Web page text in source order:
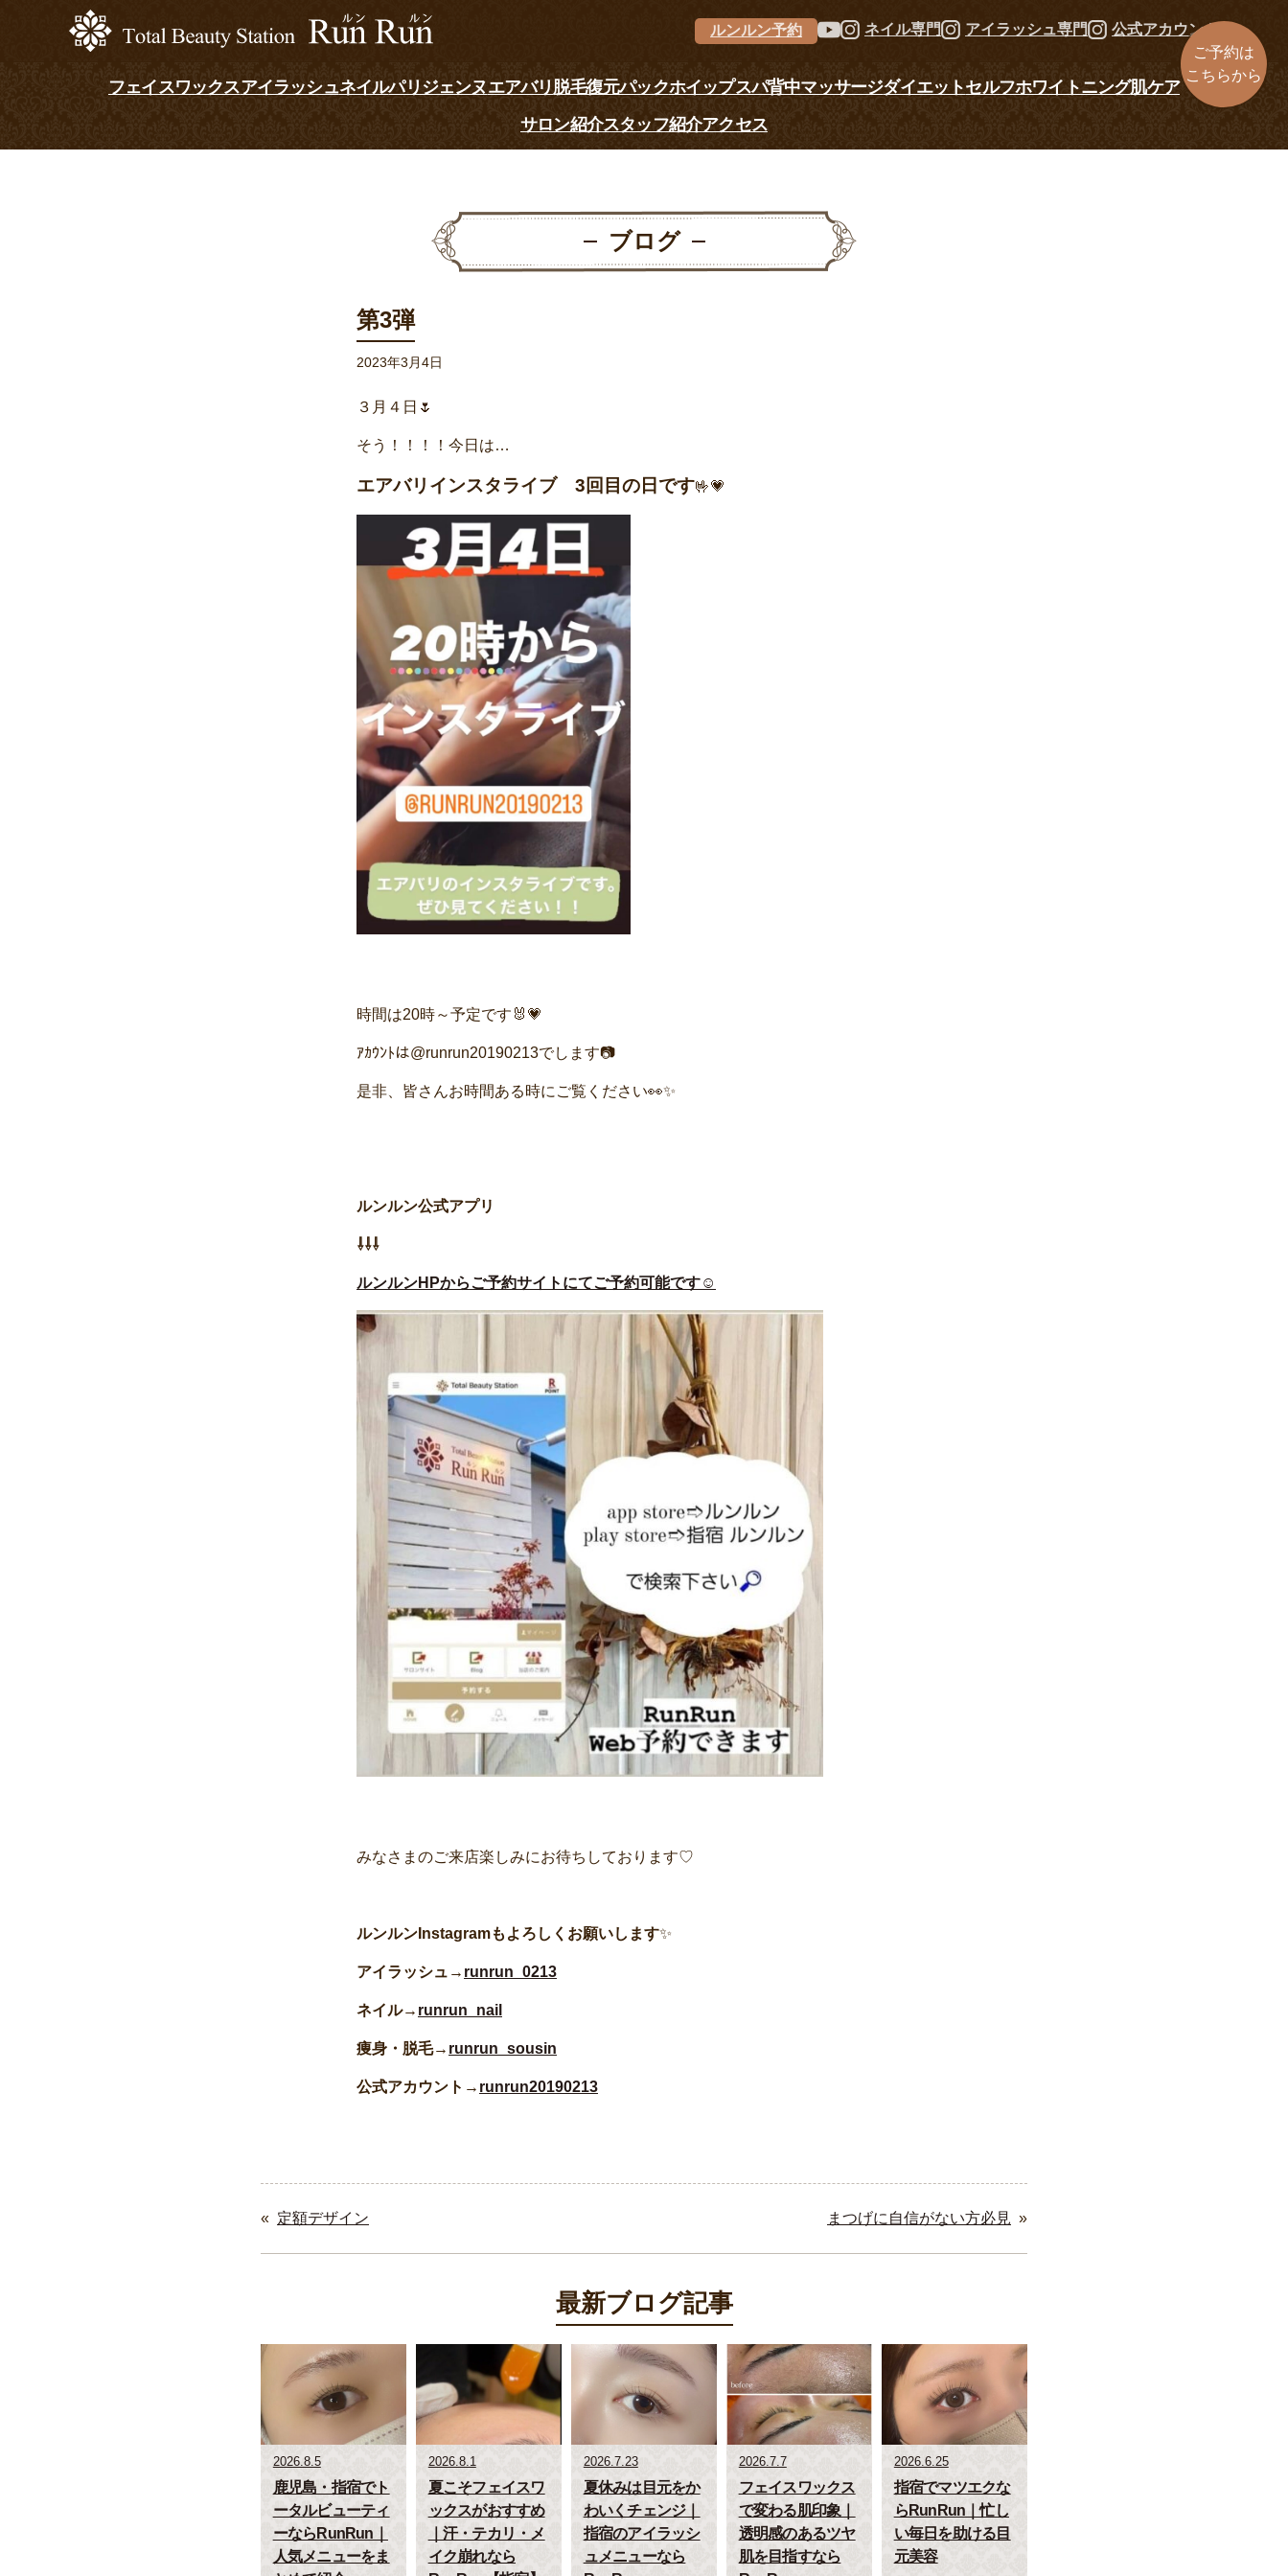
ルンルン予約 ネイル専門 アイラッシュ専門 公式アカウント
フェイスワックスアイラッシュネイルパリジェンヌエアバリ 脱毛復元パックホイップスパ背中マッサージダイエットセルフホワイトニング肌ケア
サロン紹介スタッフ紹介アクセス
ブログ
第3弾
2023年3月4日
３月４日🌷
そう！！！！今日は…
エアバリインスタライブ 3回目の日です🤟💗
時間は20時～予定です🐰💗
ｱｶｳﾝﾄは@runrun20190213でします📷
是非、皆さんお時間ある時にご覧ください👀✨
ルンルン公式アプリ
⇩⇩⇩
ルンルンHPからご予約サイトにてご予約可能です☺
みなさまのご来店楽しみにお待ちしております♡
ルンルンInstagramもよろしくお願いします✨
アイラッシュ→ runrun_0213
ネイル→ runrun_nail
痩身・脱毛→ runrun_sousin
公式アカウント→ runrun20190213
« 定額デザイン »
まつげに自信がない方必見
最新ブログ記事
2026.8.5
鹿児島・指宿でト
ータルビューティ
ーならRunRun｜
人気メニューをま
2026.8.1
夏こそフェイスワ
ックスがおすすめ
｜汗・テカリ・メ
イク崩れなら
2026.7.23
夏休みは目元をか
わいくチェンジ｜
指宿のアイラッシ
ュメニューなら
2026.7.7
フェイスワックス
で変わる肌印象｜
透明感のあるツヤ
肌を目指すなら
2026.6.25
指宿でマツエクな
らRunRun｜忙し
い毎日を助ける目
元美容
ご予約は
こちらから